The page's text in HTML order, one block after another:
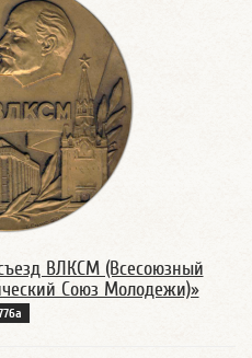
ВЛКСМ (Всесоюзный
Союз Молодежи)»